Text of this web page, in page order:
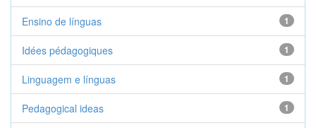
1
Ensino de línguas
1
Idées pédagogiques
1
Linguagem e línguas
1
Pedagogical ideas